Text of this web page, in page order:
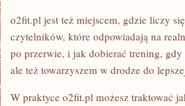
o2fit.pl jest też miejscem, gdzie liczy
czytelników, które odpowiadają na
po przerwie, i jak dobierać trening,
ale też towarzyszem w drodze do
W praktyce o2fit.pl możesz traktować